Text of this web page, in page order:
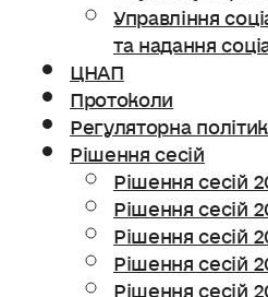
Управління
та надання
ЦНАП
Протоколи
Регуляторна
Рішення сесій
Рішення сесій
Рішення сесій
Рішення сесій
Рішення сесій
Рішення сесій